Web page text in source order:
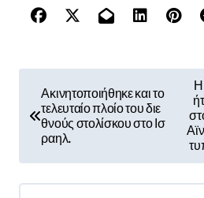
ή
γ
Ακινητοποιήθηκε και το
τελευταίο πλοίο του διε
θνούς στολίσκου στο Ισ
ραηλ.
Η